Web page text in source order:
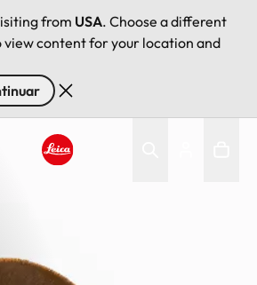
from USA. Choose a different
content for your location and